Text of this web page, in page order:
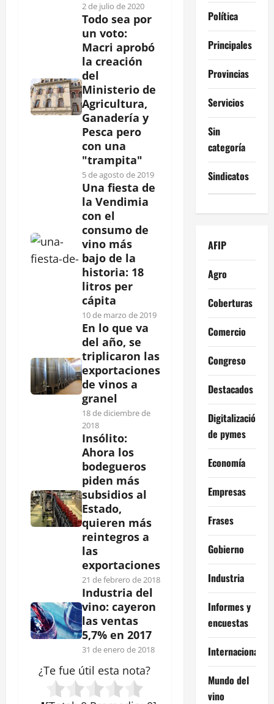
2 de julio de 2020
Todo sea por
un voto:
Macri aprobó
la creación
del
Ministerio de
Agricultura,
Ganadería y
Pesca pero
con una
"trampita"
5 de agosto de 2019
Una fiesta de
la Vendimia
con el
consumo de
vino más
bajo de la
historia: 18
litros per
cápita
10 de marzo de 2019
En lo que va
del año, se
triplicaron las
exportaciones
de vinos a
granel
18 de diciembre de
2018
Insólito:
Ahora los
bodegueros
piden más
subsidios al
Estado,
quieren más
reintegros a
las
exportaciones
21 de febrero de 2018
Industria del
vino: cayeron
las ventas
5,7% en 2017
31 de enero de 2018
¿Te fue útil esta nota?
Política
Principales
Provincias
Servicios
Sin
categoría
Sindicatos
AFIP
Agro
Coberturas
Comercio
Congreso
Destacados
Digitalización
de pymes
Economía
Empresas
Frases
Gobierno
Industria
Informes y
encuestas
Internacional
Mundo del
vino